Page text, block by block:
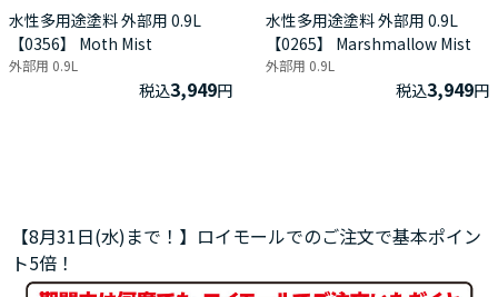
水性多用途塗料 外部用 0.9L
【0356】 Moth Mist
外部用 0.9L
税込3,949円
水性多用途塗料 外部用 0.9L
【0265】 Marshmallow Mist
外部用 0.9L
税込3,949円
【8月31日(水)まで！】ロイモールでのご注文で基本ポイン
ト5倍！